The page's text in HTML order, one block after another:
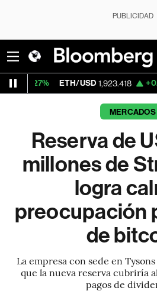
PUBLICIDAD
USD 1,923.418 +0.49% Visa
MERCADOS
Reserva de
millones de
logra
preocupación
de
La empresa con sede en
que la nueva reserva cubriría
pagos de